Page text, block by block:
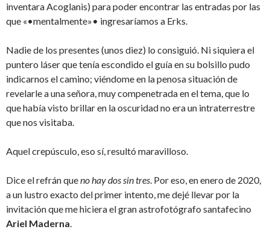
inventara Acoglanis) para poder encontrar las entradas por las
que «•mentalmente»• ingresaríamos a Erks.
Nadie de los presentes (unos diez) lo consiguió. Ni siquiera el
puntero láser que tenía escondido el guía en su bolsillo pudo
indicarnos el camino; viéndome en la penosa situación de
revelarle a una señora, muy compenetrada en el tema, que lo
que había visto brillar en la oscuridad no era un intraterrestre
que nos visitaba.
Aquel crepúsculo, eso sí, resultó maravilloso.
Dice el refrán queno hay dos sin tres. Por eso, en enero de 2020,
a un lustro exacto del primer intento, me dejé llevar por la
invitación que me hiciera el gran astrofotógrafo santafecino
Ariel Maderna.